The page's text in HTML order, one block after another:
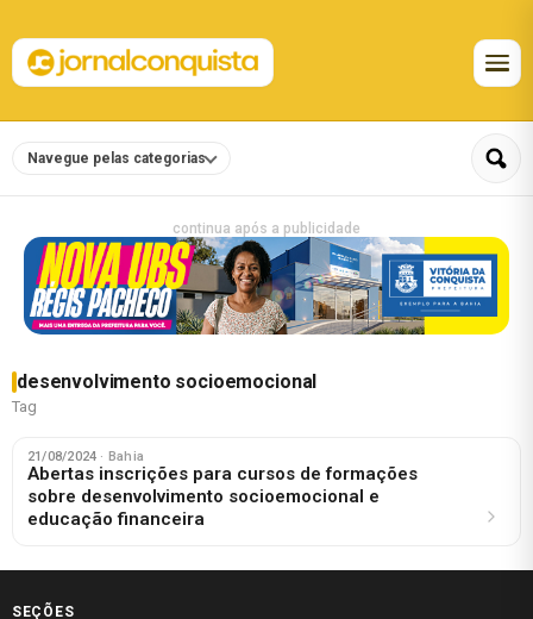
Navegue pelas categorias
continua após a publicidade
desenvolvimento socioemocional
Tag
21/08/2024 · Bahia
Abertas inscrições para cursos de formações
sobre desenvolvimento socioemocional e
educação financeira
SEÇÕES